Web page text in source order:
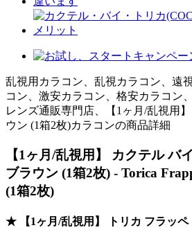
乱視用カラコン、乱視カラコン、遠
コン、激安カラコン、格安カラコン
レンズ通販専門店、【1ヶ月/乱視用
ウン (1箱2枚)カラコンの商品詳細
【1ヶ月/乱視用】 カクテル バ
ブラウン (1箱2枚) - Torica
(1箱2枚)
★ 【1ヶ月/乱視用】 トリカ フラッペ